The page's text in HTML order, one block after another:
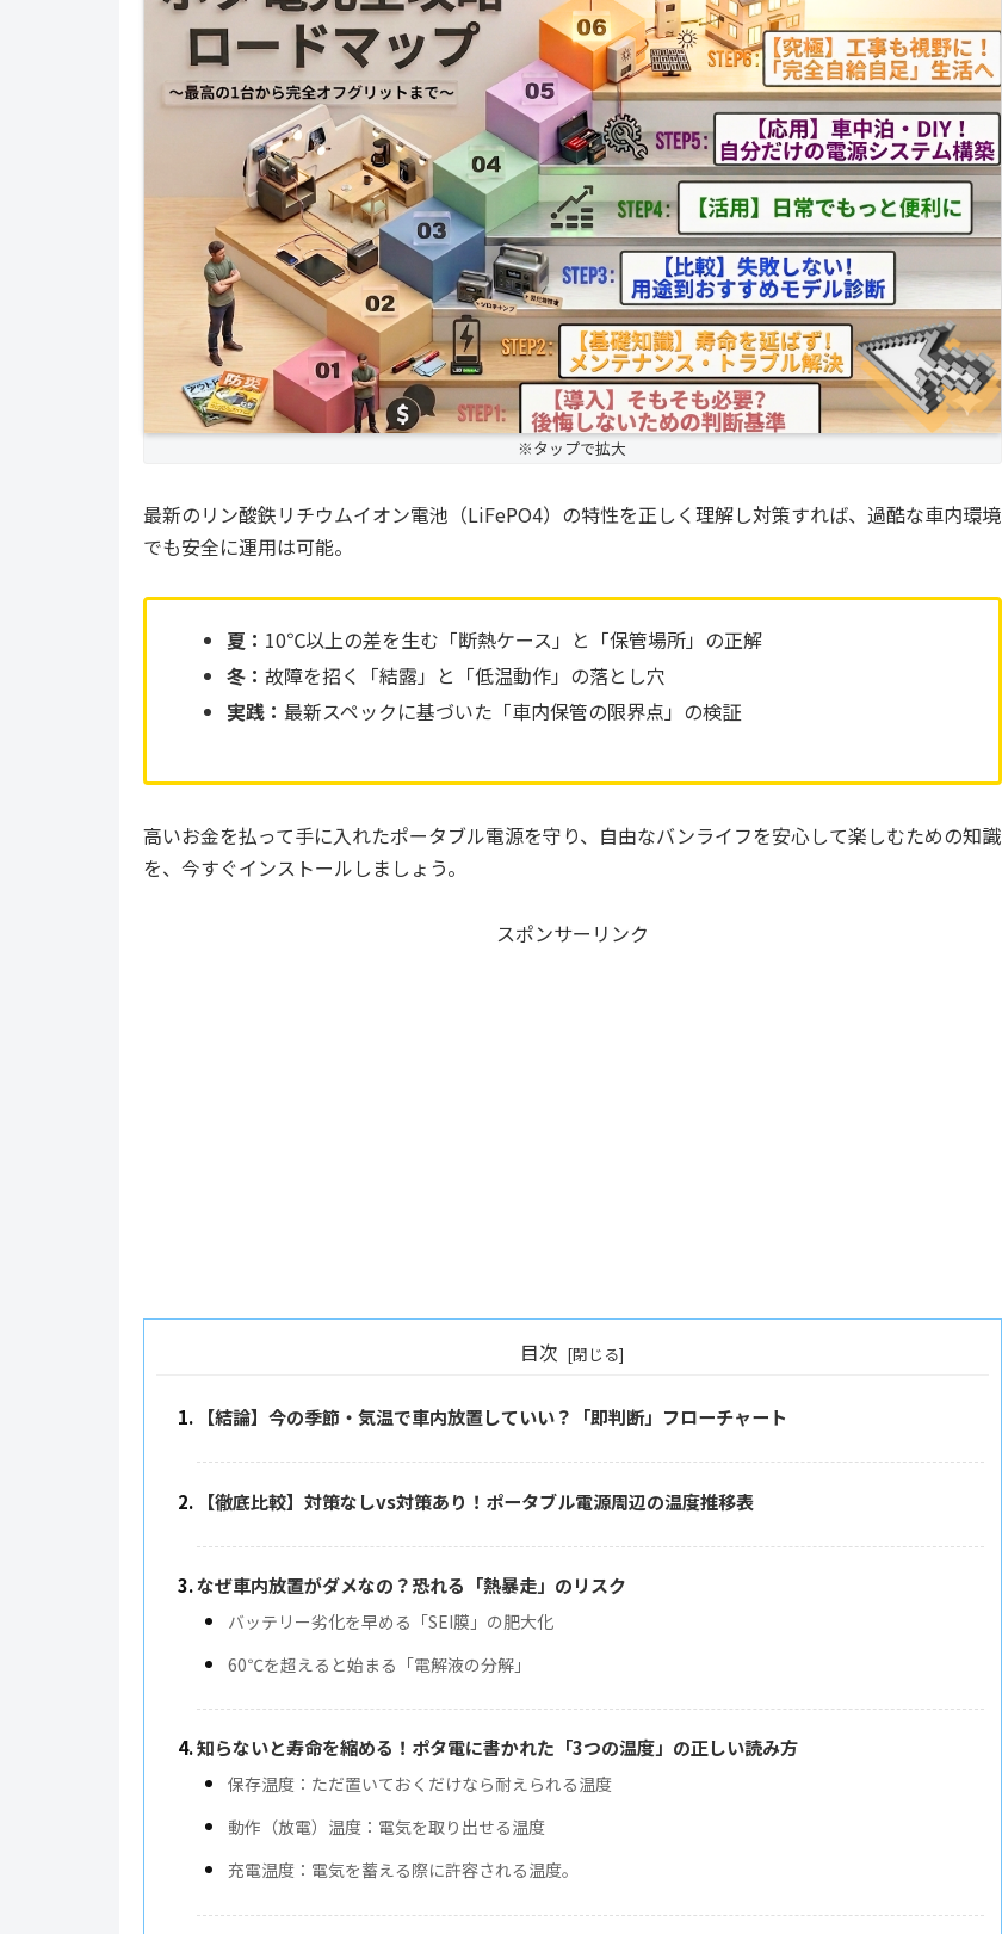
※タップで拡大
最新のリン酸鉄リチウムイオン電池（LiFePO4）の特性を正しく理解し対策すれば、過酷な車内環境
でも安全に運用は可能。
夏： 10℃以上の差を生む「断熱ケース」と「保管場所」の正解
冬： 故障を招く「結露」と「低温動作」の落とし穴
実践： 最新スペックに基づいた「車内保管の限界点」の検証
高いお金を払って手に入れたポータブル電源を守り、自由なバンライフを安心して楽しむための知識
を、今すぐインストールしましょう。
スポンサーリンク
目次
【結論】今の季節・気温で車内放置していい？「即判断」フローチャート
【徹底比較】対策なしvs対策あり！ポータブル電源周辺の温度推移表
なぜ車内放置がダメなの？恐れる「熱暴走」のリスク
バッテリー劣化を早める「SEI膜」の肥大化
60℃を超えると始まる「電解液の分解」
知らないと寿命を縮める！ポタ電に書かれた「3つの温度」の正しい読み方
保存温度：ただ置いておくだけなら耐えられる温度
動作（放電）温度：電気を取り出せる温度
充電温度：電気を蓄える際に許容される温度。